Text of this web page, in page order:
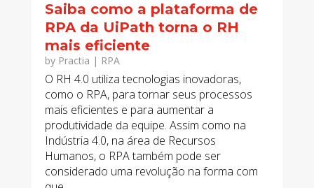
Saiba como a plataforma de
RPA da UiPath torna o RH
mais eficiente
by Practia | RPA
O RH 4.0 utiliza tecnologias inovadoras,
como o RPA, para tornar seus processos
mais eficientes e para aumentar a
produtividade da equipe. Assim como na
Indústria 4.0, na área de Recursos
Humanos, o RPA também pode ser
considerado uma revolução na forma com